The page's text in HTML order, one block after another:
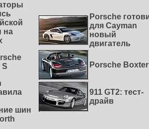
на
S
шин
Porsche
для Cayman
новый
двигатель
Porsche Boxter
911 GT2: тест-
драйв